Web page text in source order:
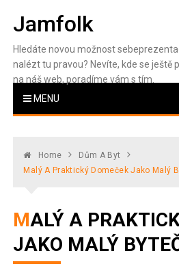
Jamfolk
Hledáte novou možnost
nalézt tu pravou? Nevíte, kde se ještě
na náš web, poradíme vám s tím.
MENU
Home
Dům A Byt
Malý A Praktický Domeček Jako Malý
MALÝ A PRAKTICKÝ DOMEČEK
JAKO MALÝ